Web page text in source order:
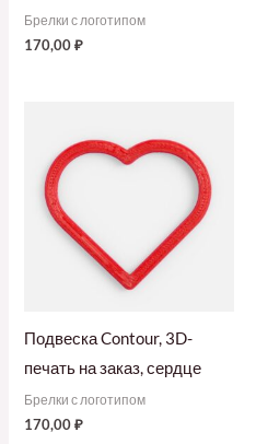
Брелки с логотипом
170,00₽
Подвеска Contour, 3D-
печать на заказ, сердце
Брелки с логотипом
170,00₽